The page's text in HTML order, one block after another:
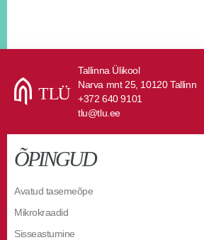
Tallinna Ülikool
Narva mnt 25, 10120 Tallinn
+372 640 9101
tlu@tlu.ee
ÕPINGUD
Avatud tasemeõpe
Mikrokraadid
Sisseastumine